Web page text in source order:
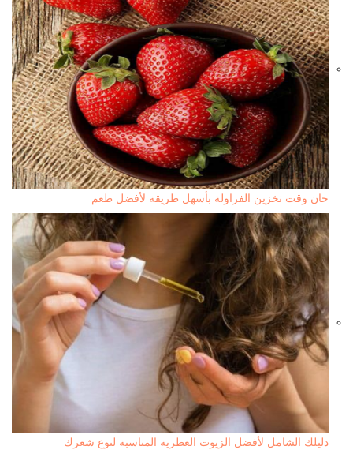
حان وقت تخزين الفراولة بأسهل طريقة لأفضل طعم
دليلك الشامل لأفضل الزيوت العطرية المناسبة لنوع شعرك